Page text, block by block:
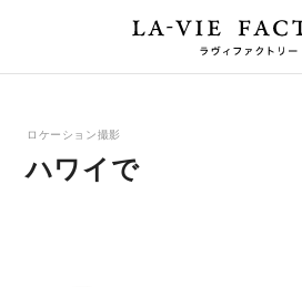
ロケーション撮影
ハワイで